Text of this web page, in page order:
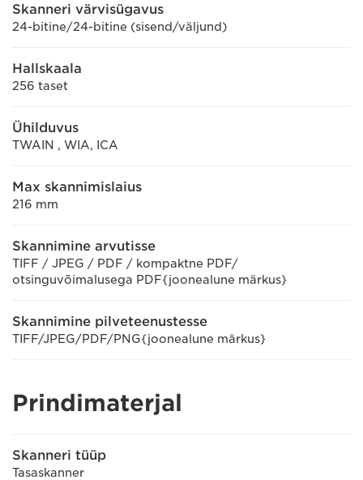
Skanneri värvisügavus
24-bitine/24-bitine (sisend/väljund)
Hallskaala
256 taset
Ühilduvus
TWAIN , WIA, ICA
Max skannimislaius
216 mm
Skannimine arvutisse
TIFF / JPEG / PDF / kompaktne PDF/
otsinguvõimalusega PDF{joonealune märkus}
Skannimine pilveteenustesse
TIFF/JPEG/PDF/PNG{joonealune märkus}
Prindimaterjal
Skanneri tüüp
Tasaskanner